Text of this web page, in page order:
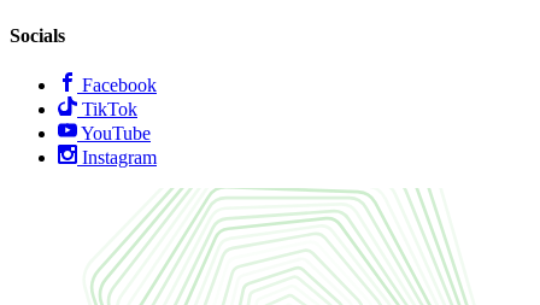
Socials
Facebook
TikTok
YouTube
Instagram